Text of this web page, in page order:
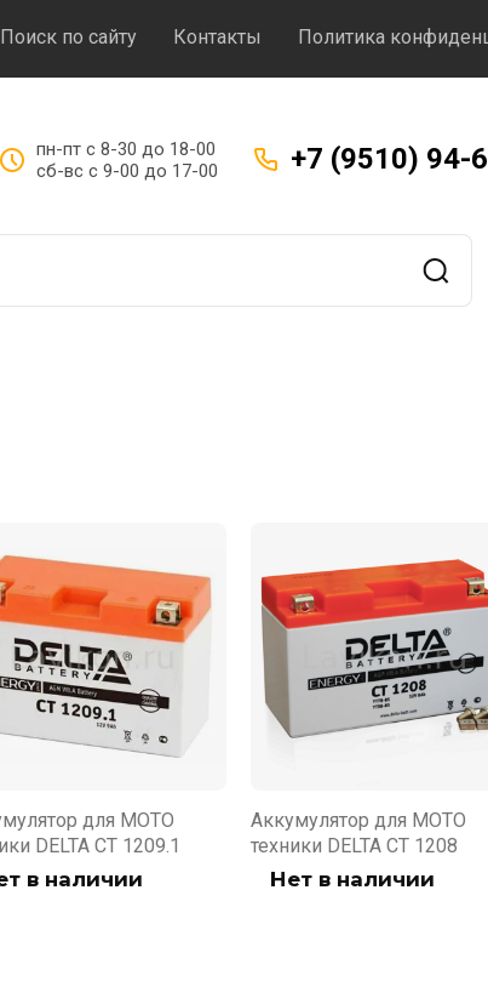
Поиск по сайту Контакты Политика
пн-пт с 8-30 до 18-00
сб-вс с 9-00 до 17-00
+7 (9510) 94-
для МОТО
DELTA CT 1209.1
в наличии
Аккумулятор для МОТО
техники DELTA CT 1208
Нет в наличии